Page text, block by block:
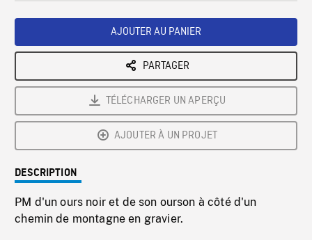
AJOUTER AU PANIER
PARTAGER
TÉLÉCHARGER UN APERÇU
AJOUTER À UN PROJET
DESCRIPTION
PM d'un ours noir et de son ourson à côté d'un
chemin de montagne en gravier.